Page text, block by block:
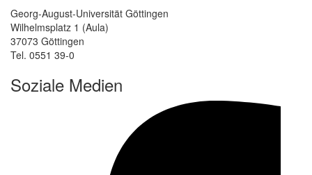
Georg-August-Universität Göttingen
Wilhelmsplatz 1 (Aula)
37073 Göttingen
Tel. 0551 39-0
Soziale Medien